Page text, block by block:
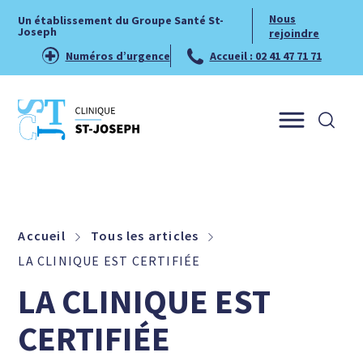
Un établissement du Groupe Santé St-
Joseph
Nous
rejoindre
Numéros d’urgence
Accueil : 02 41 47 71 71
Accueil
Tous les articles
LA CLINIQUE EST CERTIFIÉE
LA CLINIQUE EST
CERTIFIÉE